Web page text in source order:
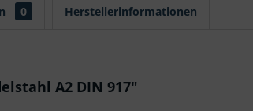
0 Herstellerinformationen
A2 DIN 917"